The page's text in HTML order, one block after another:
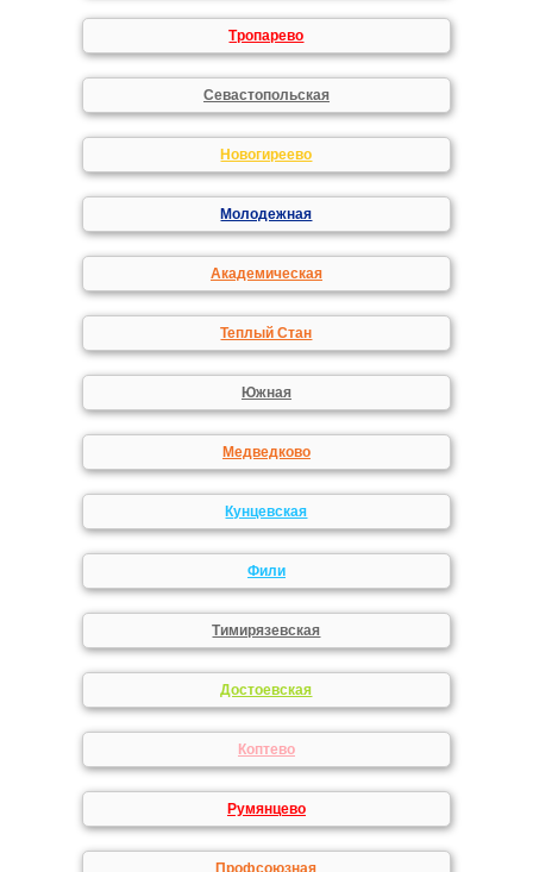
Тропарево
Севастопольская
Новогиреево
Молодежная
Академическая
Теплый Стан
Южная
Медведково
Кунцевская
Фили
Тимирязевская
Достоевская
Коптево
Румянцево
Профсоюзная